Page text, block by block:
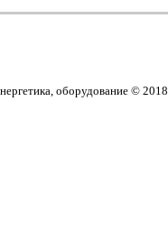
оборудование © 2018